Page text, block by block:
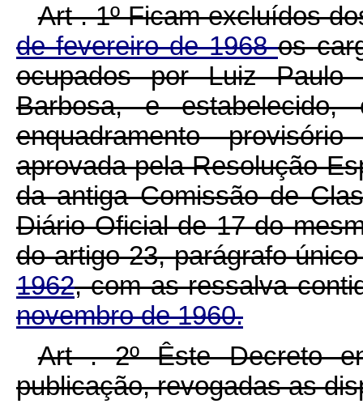
Art . 1º Ficam excluídos
de fevereiro de 1968os
ocupados por Luiz
Barbosa, e estabelecido,
enquadramento
aprovada pela Resolução
da antiga Comissão de
Diário Oficial de 17 do
do artigo 23, parágrafo
1962, com as ressalva
novembro de 1960.
Art . 2º Êste Decreto
publicação, revogadas as